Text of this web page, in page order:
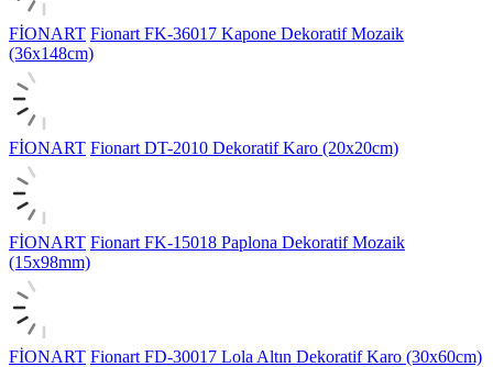
FİONART Fionart FK-36017 Kapone Dekoratif Mozaik
(36x148cm)
FİONART Fionart DT-2010 Dekoratif Karo (20x20cm)
FİONART Fionart FK-15018 Paplona Dekoratif Mozaik
(15x98mm)
FİONART Fionart FD-30017 Lola Altın Dekoratif Karo (30x60cm)